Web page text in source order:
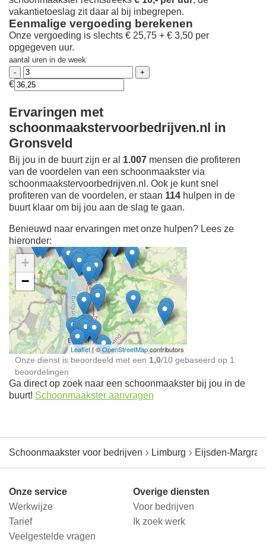
vakantietoeslag zit daar al bij inbegrepen.
Eenmalige vergoeding berekenen
Onze vergoeding is slechts € 25,75 + € 3,50 per
opgegeven uur.
aantal uren in de week
€
Ervaringen met
schoonmaakstervoorbedrijven.nl in
Gronsveld
Bij jou in de buurt zijn er al 1.007 mensen die profiteren
van de voordelen van een schoonmaakster via
schoonmaakstervoorbedrijven.nl. Ook je kunt snel
profiteren van de voordelen, er staan 114 hulpen in de
buurt klaar om bij jou aan de slag te gaan.
Benieuwd naar ervaringen met onze hulpen? Lees ze
hieronder:
Ontdek meer ervaringen
Schoonmaakster bij
jou in de buurt
+
−
Leaflet| ©OpenStreetMapcontributors
Onze dienst is beoordeeld met een 1,0/10 gebaseerd op 1
beoordelingen
Ga direct op zoek naar een schoonmaakster bij jou in de
buurt! Schoonmaakster aanvragen
Schoonmaakster voor bedrijven Limburg Eijsden-
Onze service
Werkwijze
Tarief
Veelgestelde vragen
Overige diensten
Voor bedrijven
Ik zoek werk